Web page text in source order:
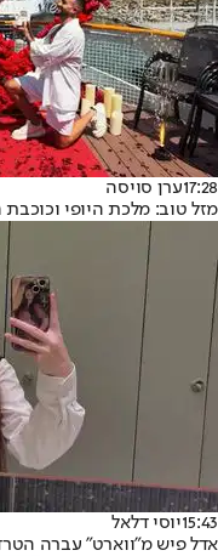
17:28ערן סויסה
מזל טוב: מלכת היופי
15:43יוסי דלאל
אדל פיש מ"ווארט" עברה